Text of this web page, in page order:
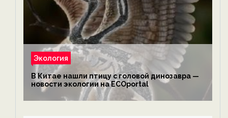
Экология
В Китае нашли птицу с головой динозавра —
новости экологии на ECOportal